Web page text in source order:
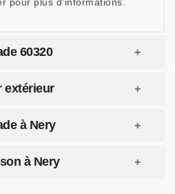
60320
extérieur
à Nery
à Nery